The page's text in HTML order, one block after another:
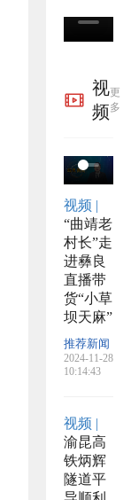
报方
展粮
后服
务事
项的
公告
告
视
频
更
多
视频 |
“曲靖老
村长”走
进彝良
直播带
货“小草
坝天麻”
推荐新闻
2024-11-28
10:14:43
视频 |
渝昆高
铁炳辉
隧道平